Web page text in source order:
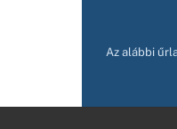
Az alábbi